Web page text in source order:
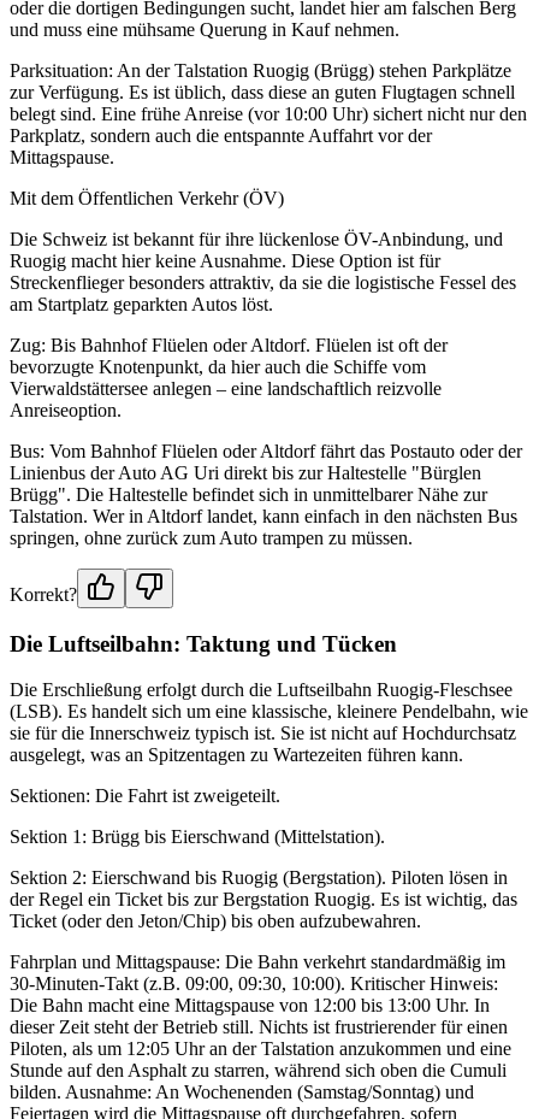
oder die dortigen Bedingungen sucht, landet hier am falschen Berg
und muss eine mühsame Querung in Kauf nehmen.
Parksituation: An der Talstation Ruogig (Brügg) stehen Parkplätze
zur Verfügung. Es ist üblich, dass diese an guten Flugtagen schnell
belegt sind. Eine frühe Anreise (vor 10:00 Uhr) sichert nicht nur den
Parkplatz, sondern auch die entspannte Auffahrt vor der
Mittagspause.
Mit dem Öffentlichen Verkehr (ÖV)
Die Schweiz ist bekannt für ihre lückenlose ÖV-Anbindung, und
Ruogig macht hier keine Ausnahme. Diese Option ist für
Streckenflieger besonders attraktiv, da sie die logistische Fessel des
am Startplatz geparkten Autos löst.
Zug: Bis Bahnhof Flüelen oder Altdorf. Flüelen ist oft der
bevorzugte Knotenpunkt, da hier auch die Schiffe vom
Vierwaldstättersee anlegen – eine landschaftlich reizvolle
Anreiseoption.
Bus: Vom Bahnhof Flüelen oder Altdorf fährt das Postauto oder der
Linienbus der Auto AG Uri direkt bis zur Haltestelle "Bürglen
Brügg". Die Haltestelle befindet sich in unmittelbarer Nähe zur
Talstation. Wer in Altdorf landet, kann einfach in den nächsten Bus
springen, ohne zurück zum Auto trampen zu müssen.
Korrekt?
Die Luftseilbahn: Taktung und Tücken
Die Erschließung erfolgt durch die Luftseilbahn Ruogig-Fleschsee
(LSB). Es handelt sich um eine klassische, kleinere Pendelbahn, wie
sie für die Innerschweiz typisch ist. Sie ist nicht auf Hochdurchsatz
ausgelegt, was an Spitzentagen zu Wartezeiten führen kann.
Sektionen: Die Fahrt ist zweigeteilt.
Sektion 1: Brügg bis Eierschwand (Mittelstation).
Sektion 2: Eierschwand bis Ruogig (Bergstation). Piloten lösen in
der Regel ein Ticket bis zur Bergstation Ruogig. Es ist wichtig, das
Ticket (oder den Jeton/Chip) bis oben aufzubewahren.
Fahrplan und Mittagspause: Die Bahn verkehrt standardmäßig im
30-Minuten-Takt (z.B. 09:00, 09:30, 10:00). Kritischer Hinweis:
Die Bahn macht eine Mittagspause von 12:00 bis 13:00 Uhr. In
dieser Zeit steht der Betrieb still. Nichts ist frustrierender für einen
Piloten, als um 12:05 Uhr an der Talstation anzukommen und eine
Stunde auf den Asphalt zu starren, während sich oben die Cumuli
bilden. Ausnahme: An Wochenenden (Samstag/Sonntag) und
Feiertagen wird die Mittagspause oft durchgefahren, sofern